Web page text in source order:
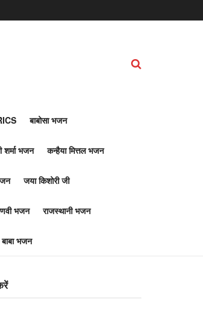
बाबोसा भजन
शर्मा भजन कन्हैया मित्तल भजन
जया किशोरी जी
भजन राजस्थानी भजन
भजन